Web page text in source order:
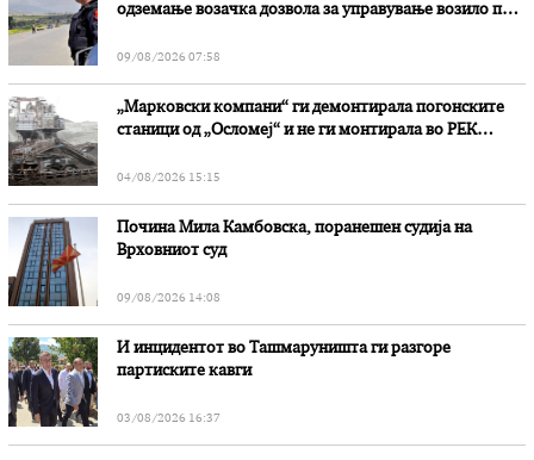
одземање возачка дозвола за управување возило под
09/08/2026 07:58
„Марковски компани“ ги демонтирала погонските
станици од „Осломеј“ и не ги монтирала во РЕК
04/08/2026 15:15
Почина Мила Камбовска, поранешен судија на
Врховниот суд
09/08/2026 14:08
И инцидентот во Ташмаруништa ги разгоре
партиските кавги
03/08/2026 16:37